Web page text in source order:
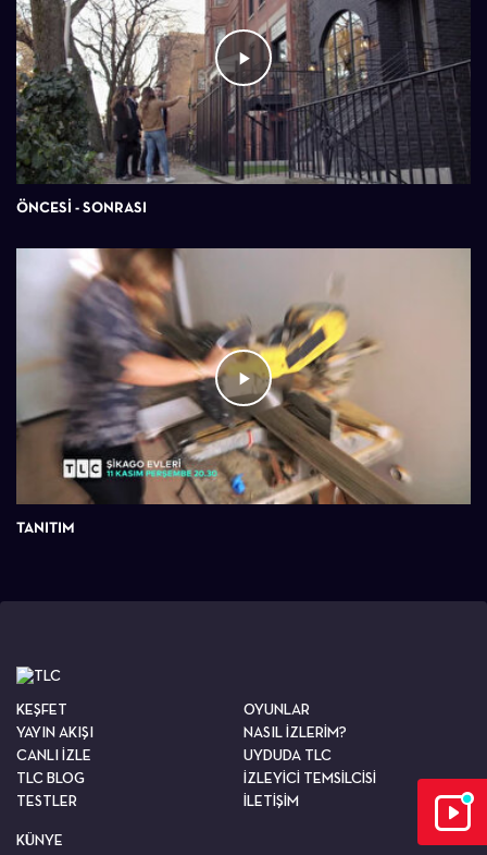
ÖNCESI - SONRASI
TANITIM
KEŞFET
YAYIN AKIŞI
CANLI İZLE
TLC BLOG
TESTLER
OYUNLAR
NASIL İZLERİM?
UYDUDA TLC
İZLEYİCİ TEMSİLCİSİ
İLETİŞİM
KÜNYE